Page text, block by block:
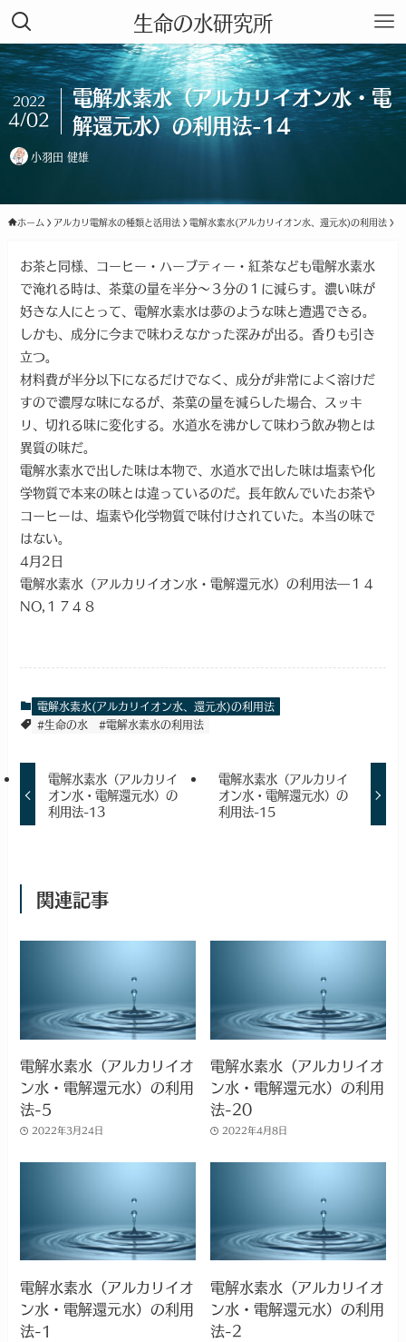
生命の水研究所
電解水素水（アルカリイオン水・電
解還元水）の利用法-14
2022
4/02
小羽田 健雄
ホーム アルカリ電解水の種類と活用法 電解水素水(アルカリイオン水、還元水)の利用法
お茶と同様、コーヒー・ハーブティー・紅茶なども電解水素水
で淹れる時は、茶葉の量を半分～３分の１に減らす。濃い味が
好きな人にとって、電解水素水は夢のような味と遭遇できる。
しかも、成分に今まで味わえなかった深みが出る。香りも引き
立つ。
材料費が半分以下になるだけでなく、成分が非常によく溶けだ
すので濃厚な味になるが、茶葉の量を減らした場合、スッキ
リ、切れる味に変化する。水道水を沸かして味わう飲み物とは
異質の味だ。
電解水素水で出した味は本物で、水道水で出した味は塩素や化
学物質で本来の味とは違っているのだ。長年飲んでいたお茶や
コーヒーは、塩素や化学物質で味付けされていた。本当の味で
はない。
4月2日
電解水素水（アルカリイオン水・電解還元水）の利用法―１４
NO,１７４８
電解水素水(アルカリイオン水、還元水)の利用法
#生命の水
#電解水素水の利用法
電解水素水（アルカリイ
オン水・電解還元水）の
利用法-13
電解水素水（アルカリイ
オン水・電解還元水）の
利用法-15
関連記事
電解水素水（アルカリイオ
ン水・電解還元水）の利用
法-5
2022年3月24日
電解水素水（アルカリイオ
ン水・電解還元水）の利用
法-20
2022年4月8日
電解水素水（アルカリイオ
ン水・電解還元水）の利用
法-1
電解水素水（アルカリイオ
ン水・電解還元水）の利用
法-2